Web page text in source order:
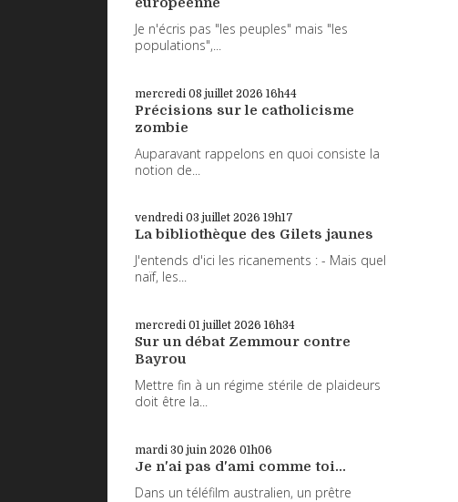
Je n'écris pas "les peuples" mais "les
populations",...
mercredi 08 juillet 2026 16h44
Précisions sur le catholicisme
zombie
Auparavant rappelons en quoi consiste la
notion de...
vendredi 03 juillet 2026 19h17
La bibliothèque des Gilets jaunes
J'entends d'ici les ricanements : - Mais quel
naïf, les...
mercredi 01 juillet 2026 16h34
Sur un débat Zemmour contre
Bayrou
Mettre fin à un régime stérile de plaideurs
doit être la...
mardi 30 juin 2026 01h06
Je n'ai pas d'ami comme toi...
Dans un téléfilm australien, un prêtre